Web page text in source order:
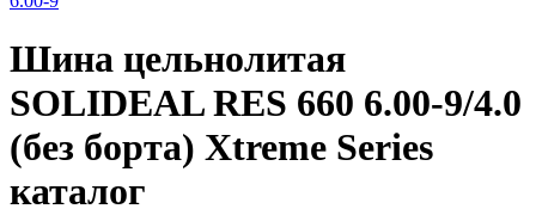
Шина цельнолитая
SOLIDEAL RES 660 6.00-9/4.0
(без борта) Xtreme Series
каталог